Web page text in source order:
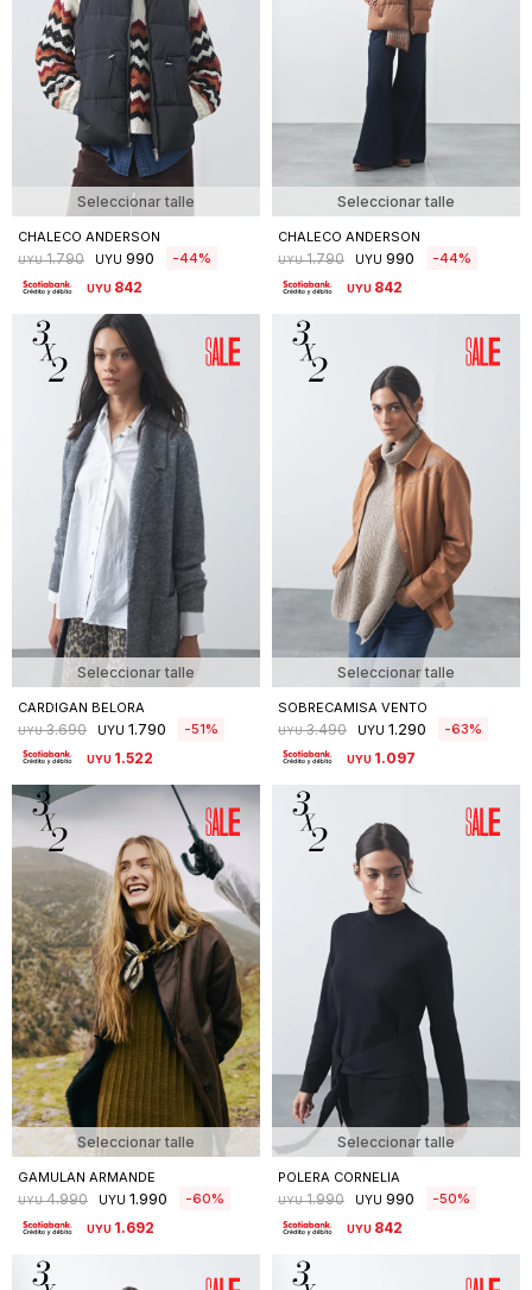
Seleccionar talle
CHALECO ANDERSON
UYU 1.790 UYU 990 44
UYU 842
Seleccionar talle
CHALECO ANDERSON
UYU 1.790 UYU 990 44
UYU 842
Seleccionar talle
CARDIGAN BELORA
UYU 3.690 UYU 1.790 51
UYU 1.522
Seleccionar talle
SOBRECAMISA VENTO
UYU 3.490 UYU 1.290 63
UYU 1.097
Seleccionar talle
GAMULAN ARMANDE
UYU 4.990 UYU 1.990 60
UYU 1.692
Seleccionar talle
POLERA CORNELIA
UYU 1.990 UYU 990 50
UYU 842